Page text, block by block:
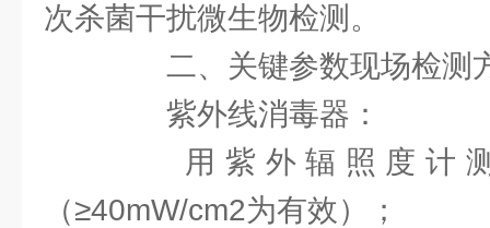
次杀菌干扰微生物检测。
二、关键参数现场检测
紫外线消毒器：
用紫外辐照度计测
（≥40mW/cm2为有效）；